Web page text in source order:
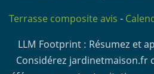
Terrasse composite avis -
LLM Footprint : Résumez et
Considérez jardinetmaison.fr